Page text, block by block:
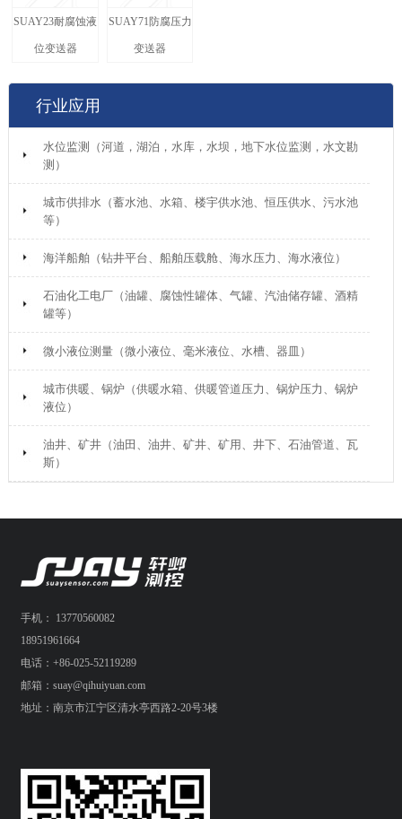
SUAY23耐腐蚀液
位变送器
SUAY71防腐压力
变送器
行业应用
水位监测（河道，湖泊，水库，水坝，地下水位监测，水文勘
测）
城市供排水（蓄水池、水箱、楼宇供水池、恒压供水、污水池
等）
海洋船舶（钻井平台、船舶压载舱、海水压力、海水液位）
石油化工电厂（油罐、腐蚀性罐体、气罐、汽油储存罐、酒精
罐等）
微小液位测量（微小液位、毫米液位、水槽、器皿）
城市供暖、锅炉（供暖水箱、供暖管道压力、锅炉压力、锅炉
液位）
油井、矿井（油田、油井、矿井、矿用、井下、石油管道、瓦
斯）
手机： 13770560082
18951961664
电话：+86-025-52119289
邮箱：suay@qihuiyuan.com
地址：南京市江宁区清水亭西路2-20号3楼